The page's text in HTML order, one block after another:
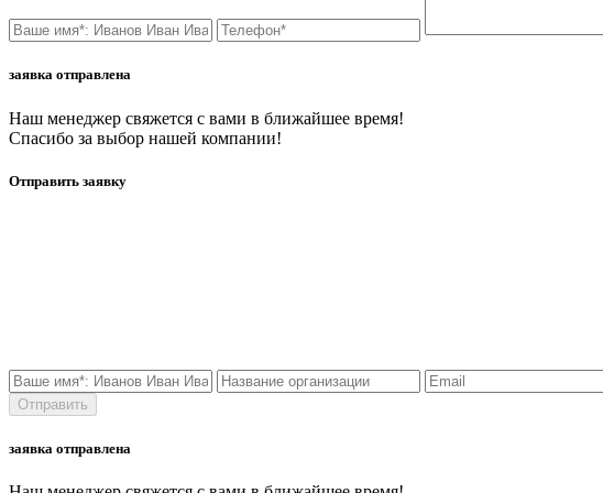
заявка отправлена
Наш менеджер свяжется с вами в ближайшее время!
Спасибо за выбор нашей компании!
Отправить заявку
заявка отправлена